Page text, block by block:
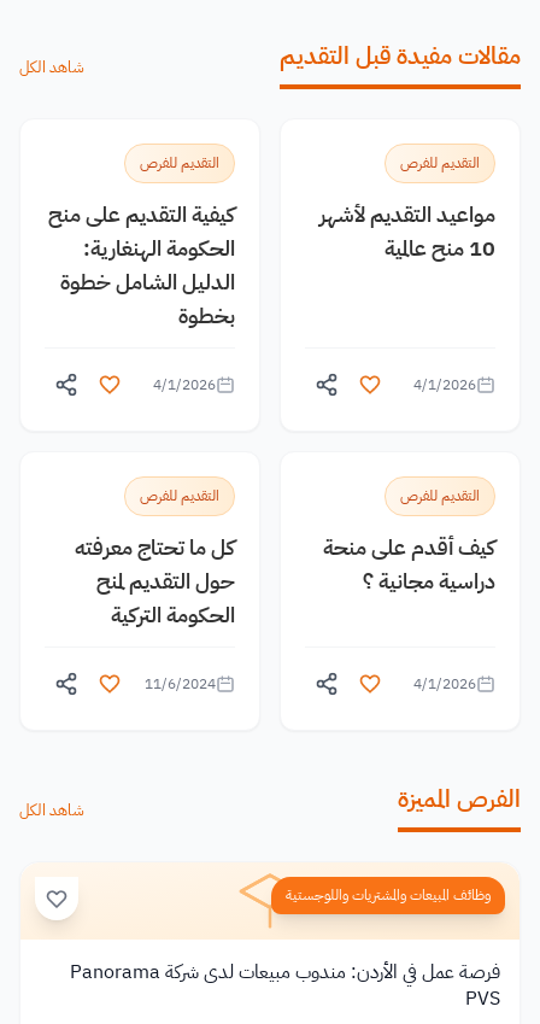
مقالات مفيدة قبل التقديم شاهد الكل
التقديم للفرص
مواعيد التقديم لأشهر
10 منح عالمية
4/1/2026
التقديم للفرص
كيفية التقديم على منح
الحكومة الهنغارية:
الدليل الشامل خطوة
بخطوة
4/1/2026
التقديم للفرص
كيف أقدم على منحة
دراسية مجانية ؟
4/1/2026
التقديم للفرص
كل ما تحتاج معرفته
حول التقديم لمنح
الحكومة التركية
11/6/2024
الفرص المميزة شاهد الكل
وظائف المبيعات والمشتريات واللوجستية
فرصة عمل في الأردن: مندوب مبيعات لدى شركة Panorama
PVS